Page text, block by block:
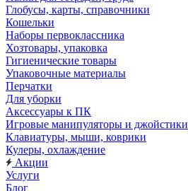
Глобусы, карты, справочники
Кошельки
Наборы первоклассника
Хозтовары, упаковка
Гигиенические товары
Упаковочные материалы
Перчатки
Для уборки
Аксессуары к ПК
Игровые манипуляторы и джойстики
Клавиатуры, мыши, коврики
Кулеры, охлаждение
Акции
Услуги
Блог